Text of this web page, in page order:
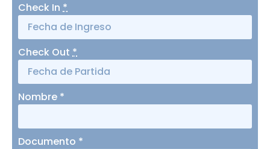
Check In *
Check Out *
Nombre *
Documento *